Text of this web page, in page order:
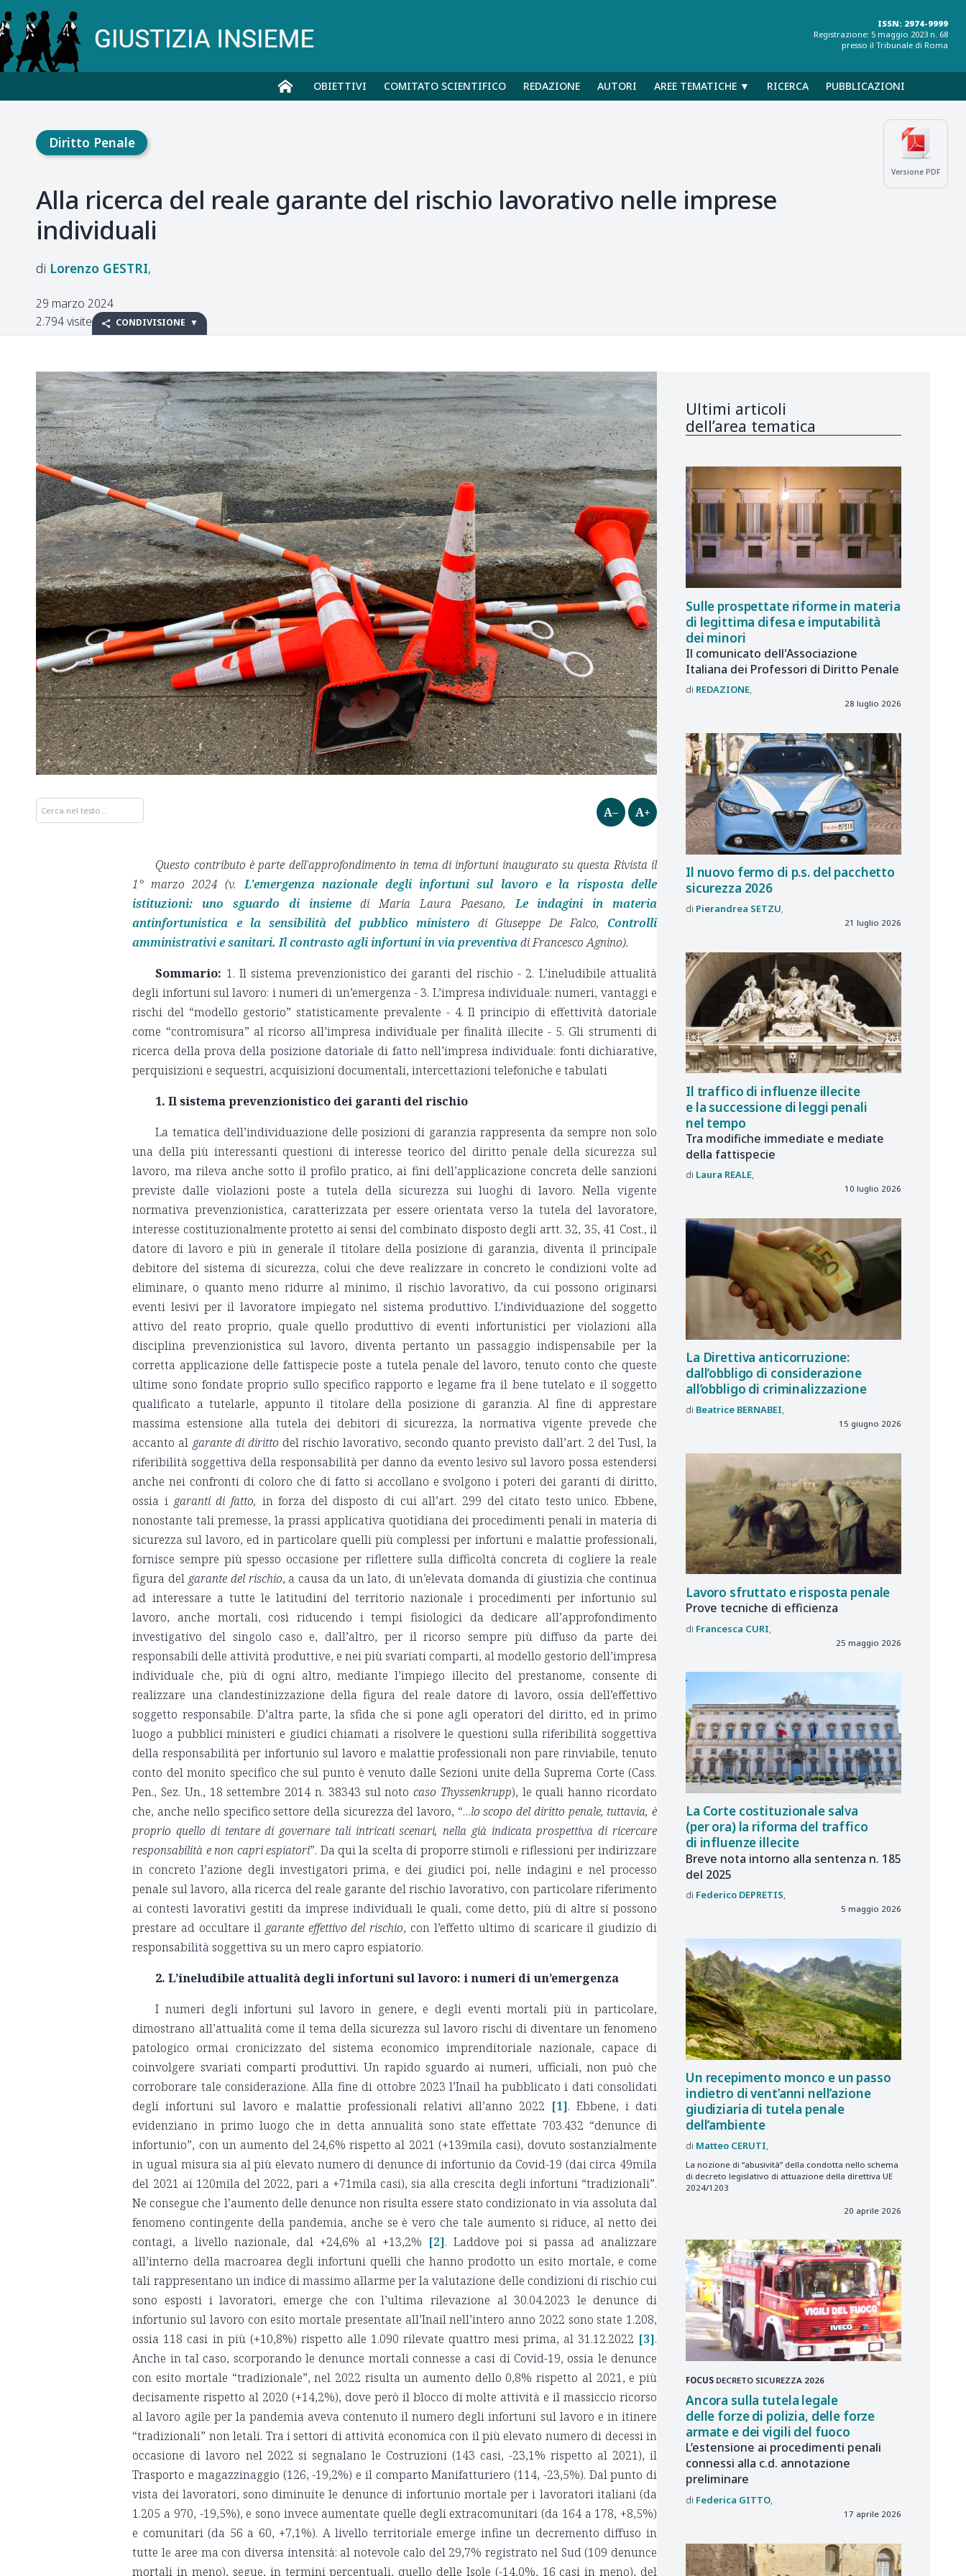
ISSN: 2974-9999
Registrazione: 5 maggio 2023 n. 68
presso il Tribunale di Roma
OBIETTIVI COMITATO SCIENTIFICO REDAZIONE AUTORI AREE TEMATICHE ▼ RICERCA PUBBLICAZIONI
Versione PDF
Diritto Penale
Alla ricerca del reale garante del rischio lavorativo nelle imprese
individuali
Lorenzo GESTRI
29 marzo 2024
2.794 visite
CONDIVISIONE
A– A+
Questo contributo è parte dell'approfondimento in tema di infortuni inaugurato su questa Rivista il
1° marzo 2024 (v.L'emergenza nazionale degli infortuni sul lavoro e la risposta delle
istituzioni: uno sguardo di insiemedi Maria Laura Paesano,Le indagini in materia
antinfortunistica e la sensibilità del pubblico ministero di Giuseppe De Falco, Controlli
amministrativi e sanitari. Il contrasto agli infortuni in via preventivadi Francesco Agnino).
Sommario: 1. Il sistema prevenzionistico dei garanti del rischio - 2. L’ineludibile attualità
degli infortuni sul lavoro: i numeri di un’emergenza - 3. L’impresa individuale: numeri, vantaggi e
rischi del “modello gestorio” statisticamente prevalente - 4. Il principio di effettività datoriale
come “contromisura” al ricorso all’impresa individuale per finalità illecite - 5. Gli strumenti di
ricerca della prova della posizione datoriale di fatto nell’impresa individuale: fonti dichiarative,
perquisizioni e sequestri, acquisizioni documentali, intercettazioni telefoniche e tabulati
1. Il sistema prevenzionistico dei garanti del rischio
La tematica dell’individuazione delle posizioni di garanzia rappresenta da sempre non solo
una della più interessanti questioni di interesse teorico del diritto penale della sicurezza sul
lavoro, ma rileva anche sotto il profilo pratico, ai fini dell’applicazione concreta delle sanzioni
previste dalle violazioni poste a tutela della sicurezza sui luoghi di lavoro. Nella vigente
normativa prevenzionistica, caratterizzata per essere orientata verso la tutela del lavoratore,
interesse costituzionalmente protetto ai sensi del combinato disposto degli artt. 32, 35, 41 Cost., il
datore di lavoro e più in generale il titolare della posizione di garanzia, diventa il principale
debitore del sistema di sicurezza, colui che deve realizzare in concreto le condizioni volte ad
eliminare, o quanto meno ridurre al minimo, il rischio lavorativo, da cui possono originarsi
eventi lesivi per il lavoratore impiegato nel sistema produttivo. L’individuazione del soggetto
attivo del reato proprio, quale quello produttivo di eventi infortunistici per violazioni alla
disciplina prevenzionistica sul lavoro, diventa pertanto un passaggio indispensabile per la
corretta applicazione delle fattispecie poste a tutela penale del lavoro, tenuto conto che queste
ultime sono fondate proprio sullo specifico rapporto e legame fra il bene tutelato e il soggetto
qualificato a tutelarle, appunto il titolare della posizione di garanzia. Al fine di apprestare
massima estensione alla tutela dei debitori di sicurezza, la normativa vigente prevede che
accanto al garante di diritto del rischio lavorativo, secondo quanto previsto dall’art. 2 del Tusl, la
riferibilità soggettiva della responsabilità per danno da evento lesivo sul lavoro possa estendersi
anche nei confronti di coloro che di fatto si accollano e svolgono i poteri dei garanti di diritto,
ossia i garanti di fatto, in forza del disposto di cui all’art. 299 del citato testo unico. Ebbene,
nonostante tali premesse, la prassi applicativa quotidiana dei procedimenti penali in materia di
sicurezza sul lavoro, ed in particolare quelli più complessi per infortuni e malattie professionali,
fornisce sempre più spesso occasione per riflettere sulla difficoltà concreta di cogliere la reale
figura del garante del rischio, a causa da un lato, di un’elevata domanda di giustizia che continua
ad interessare a tutte le latitudini del territorio nazionale i procedimenti per infortunio sul
lavoro, anche mortali, così riducendo i tempi fisiologici da dedicare all’approfondimento
investigativo del singolo caso e, dall’altro, per il ricorso sempre più diffuso da parte dei
responsabili delle attività produttive, e nei più svariati comparti, al modello gestorio dell’impresa
individuale che, più di ogni altro, mediante l’impiego illecito del prestanome, consente di
realizzare una clandestinizzazione della figura del reale datore di lavoro, ossia dell’effettivo
soggetto responsabile. D’altra parte, la sfida che si pone agli operatori del diritto, ed in primo
luogo a pubblici ministeri e giudici chiamati a risolvere le questioni sulla riferibilità soggettiva
della responsabilità per infortunio sul lavoro e malattie professionali non pare rinviabile, tenuto
conto del monito specifico che sul punto è venuto dalle Sezioni unite della Suprema Corte (Cass.
Pen., Sez. Un., 18 settembre 2014 n. 38343 sul notocaso Thyssenkrupp), le quali hanno ricordato
che, anche nello specifico settore della sicurezza del lavoro, “…lo scopo del diritto penale, tuttavia, è
proprio quello di tentare di governare tali intricati scenari, nella già indicata prospettiva di ricercare
responsabilità e non capri espiatori”. Da qui la scelta di proporre stimoli e riflessioni per indirizzare
in concreto l’azione degli investigatori prima, e dei giudici poi, nelle indagini e nel processo
penale sul lavoro, alla ricerca del reale garante del rischio lavorativo, con particolare riferimento
ai contesti lavorativi gestiti da imprese individuali le quali, come detto, più di altre si possono
prestare ad occultare il garante effettivo del rischio, con l’effetto ultimo di scaricare il giudizio di
responsabilità soggettiva su un mero capro espiatorio.
2. L’ineludibile attualità degli infortuni sul lavoro: i numeri di un’emergenza
I numeri degli infortuni sul lavoro in genere, e degli eventi mortali più in particolare,
dimostrano all’attualità come il tema della sicurezza sul lavoro rischi di diventare un fenomeno
patologico ormai cronicizzato del sistema economico imprenditoriale nazionale, capace di
coinvolgere svariati comparti produttivi. Un rapido sguardo ai numeri, ufficiali, non può che
corroborare tale considerazione. Alla fine di ottobre 2023 l’Inail ha pubblicato i dati consolidati
degli infortuni sul lavoro e malattie professionali relativi all’anno 2022 [1]. Ebbene, i dati
evidenziano in primo luogo che in detta annualità sono state effettate 703.432 “denunce di
infortunio”, con un aumento del 24,6% rispetto al 2021 (+139mila casi), dovuto sostanzialmente
in ugual misura sia al più elevato numero di denunce di infortunio da Covid-19 (dai circa 49mila
del 2021 ai 120mila del 2022, pari a +71mila casi), sia alla crescita degli infortuni “tradizionali”.
Ne consegue che l’aumento delle denunce non risulta essere stato condizionato in via assoluta dal
fenomeno contingente della pandemia, anche se è vero che tale aumento si riduce, al netto dei
contagi, a livello nazionale, dal +24,6% al +13,2% [2]. Laddove poi si passa ad analizzare
all’interno della macroarea degli infortuni quelli che hanno prodotto un esito mortale, e come
tali rappresentano un indice di massimo allarme per la valutazione delle condizioni di rischio cui
sono esposti i lavoratori, emerge che con l’ultima rilevazione al 30.04.2023 le denunce di
infortunio sul lavoro con esito mortale presentate all’Inail nell’intero anno 2022 sono state 1.208,
ossia 118 casi in più (+10,8%) rispetto alle 1.090 rilevate quattro mesi prima, al 31.12.2022 [3].
Anche in tal caso, scorporando le denunce mortali connesse a casi di Covid-19, ossia le denunce
con esito mortale “tradizionale”, nel 2022 risulta un aumento dello 0,8% rispetto al 2021, e più
decisamente rispetto al 2020 (+14,2%), dove però il blocco di molte attività e il massiccio ricorso
al lavoro agile per la pandemia aveva contenuto il numero degli infortuni sul lavoro e in itinere
“tradizionali” non letali. Tra i settori di attività economica con il più elevato numero di decessi in
occasione di lavoro nel 2022 si segnalano le Costruzioni (143 casi, -23,1% rispetto al 2021), il
Trasporto e magazzinaggio (126, -19,2%) e il comparto Manifatturiero (114, -23,5%). Dal punto di
vista dei lavoratori, sono diminuite le denunce di infortunio mortale per i lavoratori italiani (da
1.205 a 970, -19,5%), e sono invece aumentate quelle degli extracomunitari (da 164 a 178, +8,5%)
e comunitari (da 56 a 60, +7,1%). A livello territoriale emerge infine un decremento diffuso in
tutte le aree ma con diversa intensità: al notevole calo del 29,7% registrato nel Sud (109 denunce
mortali in meno), segue, in termini percentuali, quello delle Isole (-14,0%, 16 casi in meno), del
Ultimi articoli
dell’area tematica
Sulle prospettate riforme in materia
di legittima difesa e imputabilità
dei minori
Il comunicato dell'Associazione
Italiana dei Professori di Diritto Penale
REDAZIONE
28 luglio 2026
Il nuovo fermo di p.s. del pacchetto
sicurezza 2026
Pierandrea SETZU
21 luglio 2026
Il traffico di influenze illecite
e la successione di leggi penali
nel tempo
Tra modifiche immediate e mediate
della fattispecie
Laura REALE
10 luglio 2026
La Direttiva anticorruzione:
dall’obbligo di considerazione
all’obbligo di criminalizzazione
Beatrice BERNABEI
15 giugno 2026
Lavoro sfruttato e risposta penale
Prove tecniche di efficienza
Francesca CURI
25 maggio 2026
La Corte costituzionale salva
(per ora) la riforma del traffico
di influenze illecite
Breve nota intorno alla sentenza n. 185
del 2025
Federico DEPRETIS
5 maggio 2026
Un recepimento monco e un passo
indietro di vent’anni nell’azione
giudiziaria di tutela penale
dell’ambiente
Matteo CERUTI
La nozione di “abusività” della condotta nello schema
di decreto legislativo di attuazione della direttiva UE
2024/1203
20 aprile 2026
FOCUS DECRETO SICUREZZA 2026
Ancora sulla tutela legale
delle forze di polizia, delle forze
armate e dei vigili del fuoco
L’estensione ai procedimenti penali
connessi alla c.d. annotazione
preliminare
Federica GITTO
17 aprile 2026